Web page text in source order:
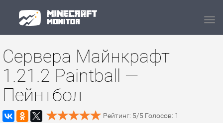
Сервера Майнкрафт
1.21.2 Paintball —
Пейнтбол
Рейтинг: 5/5 Голосов: 1